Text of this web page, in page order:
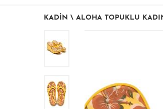
KADIN \ ALOHA TOPUKLU